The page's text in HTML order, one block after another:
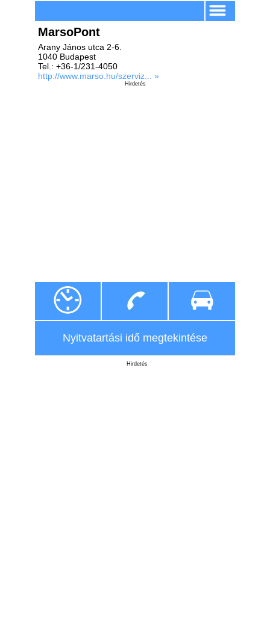
MarsoPont
Arany János utca 2-6.
1040 Budapest
Tel.: +36-1/231-4050
http://www.marso.hu/szerviz... »
Hirdetés
Nyitvatartási idő megtekintése
Hirdetés